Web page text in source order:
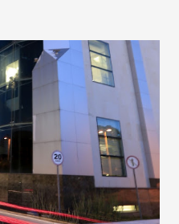
as distribuidoras de
mil clientes residenciais.
a Enel Distribuição
incentivar a adesão de
de concessão que
da Tarifa Social, mas
cadastrais. Em seus
disponibiliza